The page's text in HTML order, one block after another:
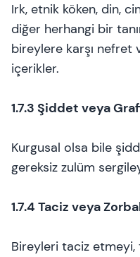
Irk, etnik köken, din,
diğer herhangi bir
bireylere karşı nefret
içerikler.
1.7.3 Şiddet veya
Kurgusal olsa bile
gereksiz zulüm
1.7.4 Taciz veya
Bireyleri taciz etmeyi,